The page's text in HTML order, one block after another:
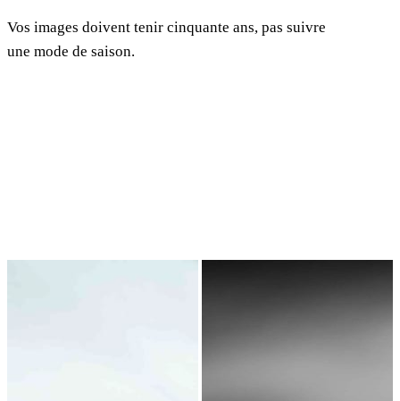
Vos images doivent tenir cinquante ans, pas suivre
une mode de saison.